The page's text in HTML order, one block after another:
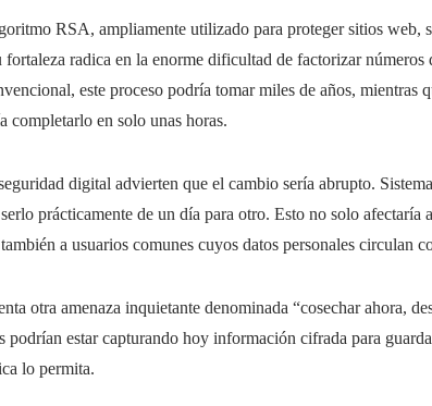
RSA, ampliamente utilizado para proteger sitios web,
fortaleza radica en la enorme dificultad de factorizar
este proceso podría tomar miles de años, mientras
completarlo en solo unas horas.
digital advierten que el cambio sería abrupto.
prácticamente de un día para otro. Esto no solo afectaría
a usuarios comunes cuyos datos personales circulan
otra amenaza inquietante denominada “cosechar ahora,
podrían estar capturando hoy información cifrada para
lo permita.